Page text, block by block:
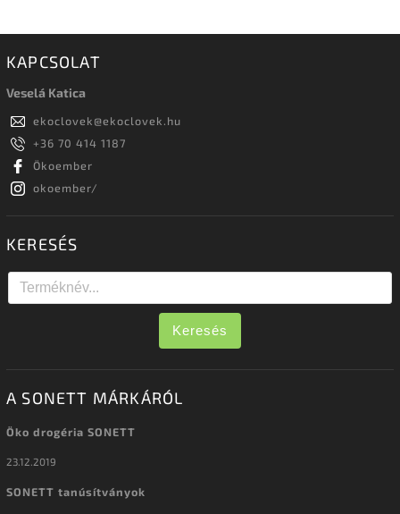
KAPCSOLAT
Veselá Katica
ekoclovek@ekoclovek.hu
+36 70 414 1187
Ökoember
okoember/
KERESÉS
Keresés
A SONETT MÁRKÁRÓL
Öko drogéria SONETT
23.12.2019
SONETT tanúsítványok